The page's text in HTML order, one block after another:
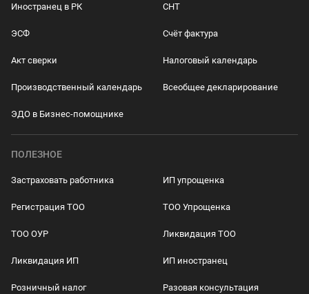
Иностранец в РК СНТ
ЭСФ Счёт фактура
Акт сверки Налоговый календарь
Производственный календарь Всеобщее декларирование
ЭДО в Бизнес-помощнике
ПОЛЕЗНОЕ
Застраховать работника ИП упрощенка
Регистрация ТОО ТОО Упрощенка
ТОО ОУР Ликвидация ТОО
Ликвидация ИП ИП иностранец
Розничный налог Разовая консультация